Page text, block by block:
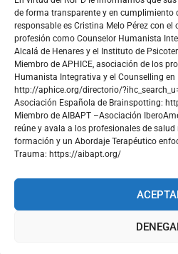
de forma transparente y en cumplimiento
responsable es Cristina Melo Pérez con el
profesión como Counselor Humanista
Alcalá de Henares y el Instituto de
Miembro de APHICE, asociación de los
Humanista Integrativa y el Counselling en
http://aphice.org/directorio/
Asociación Española de Brainspotting:
Miembro de AIBAPT –Asociación
reúne y avala a los profesionales de
formación y un Abordaje Terapéutico
Trauma: https://aibapt.org/
0 productos
Soporte
Aviso Legal y términos de uso
Política de privacidad
Política de cookies
Formación
Políticas de Privacidad